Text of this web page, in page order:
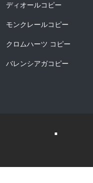
ディオールコピー
モンクレールコピー
クロムハーツ コピー
バレンシアガコピー